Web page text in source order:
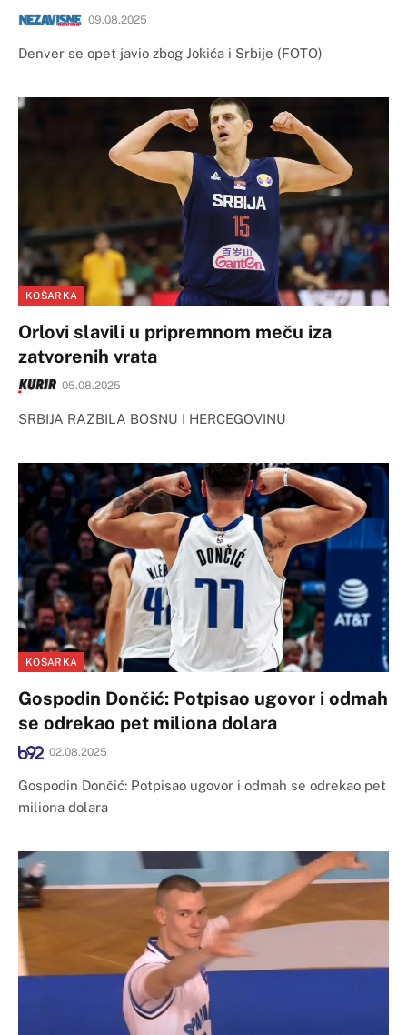
09.08.2025
Denver se opet javio zbog Jokića i Srbije (FOTO)
KOŠARKA
Orlovi slavili u pripremnom meču iza
zatvorenih vrata
05.08.2025
SRBIJA RAZBILA BOSNU I HERCEGOVINU
KOŠARKA
Gospodin Dončić: Potpisao ugovor i odmah
se odrekao pet miliona dolara
02.08.2025
Gospodin Dončić: Potpisao ugovor i odmah se odrekao pet
miliona dolara